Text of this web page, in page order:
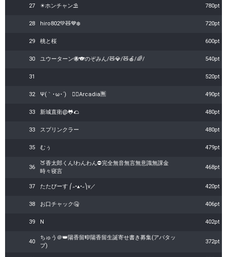
27 ☀ホンチャン⛱️ 780pt
28 hiro802💚🧸💙❄️ 720pt
29 桃と桜 600pt
30 ユウーターン🐝🐨のぞみん/🧸💎/🧸🍎/🌈/ 540pt
31 520pt
32 Ψ(｀･ω･´)ゞ🏴‍☠️Arcadia🈚 490pt
33 新城直衛@🐸🌮 480pt
33 スプリンクラー 480pt
35 むぅ 479pt
36
🍑香太郎くん!わんわん⛔完全無音無言無意識無課金
時々寝言
468pt
37 たたぴーす ⎛˶•▴•˶⎞v／ 420pt
38 お口チャック🤐 406pt
39 N 402pt
40
ちゅう＠👑陽香留🎼陽香留生誕寄せ書き募集(アバタッ
プ)
372pt